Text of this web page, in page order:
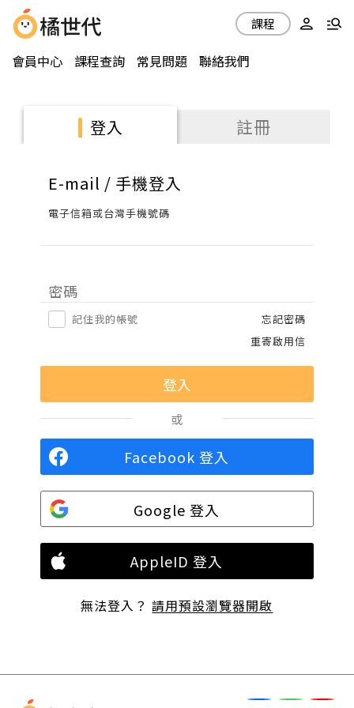
會員中心 課程查詢 常見問題 聯絡我們
課程
登入 註冊
E-mail / 手機登入
電子信箱或台灣手機號碼
密碼
記住我的帳號
忘記密碼
重寄啟用信
或
Facebook 登入
Google 登入
AppleID 登入
無法登入？請用預設瀏覽器開啟